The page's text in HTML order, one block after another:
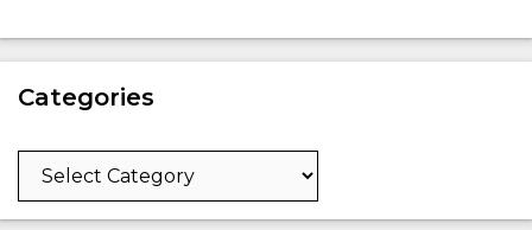
Categories
Categories